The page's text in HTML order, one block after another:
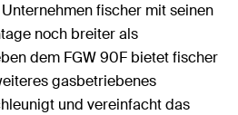
fischer mit seinen
noch breiter als
dem FGW 90F bietet fischer
gasbetriebenes
und vereinfacht das